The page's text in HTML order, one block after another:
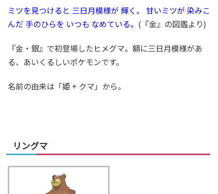
ミツを見つけると 三日月模様が 輝く。 甘いミツが 染みこ
んだ 手のひらを いつも なめている。 (『金』の図鑑より)
『金・銀』で初登場したヒメグマ。額に三日月模様があ
る、あいくるしいポケモンです。
名前の由来は「姫 + クマ」から。
リングマ